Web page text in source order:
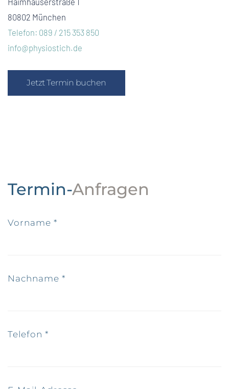
80802 München
Telefon: 089 / 215 353 850
info@physiostich.de
Jetzt Termin buchen
Termin-Anfragen
Vorname *
Nachname *
Telefon *